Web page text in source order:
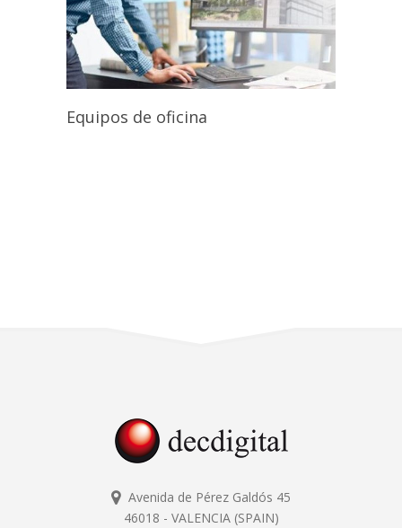
Equipos de oficina
Avenida de Pérez Galdós 45
46018 - VALENCIA (SPAIN)